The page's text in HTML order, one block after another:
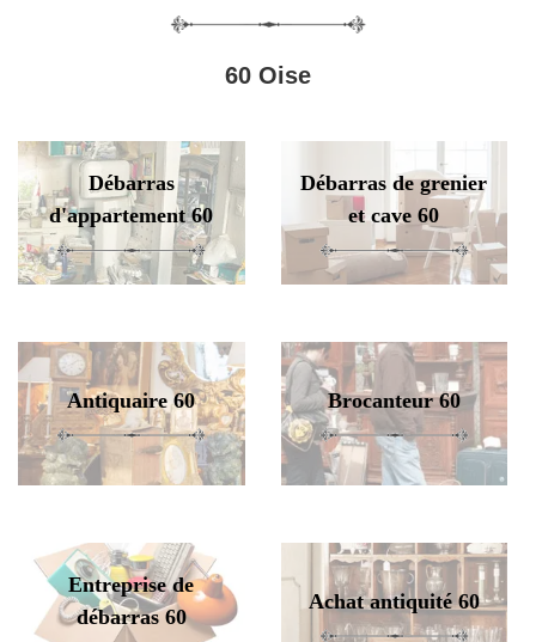
60 Oise
Débarras
d'appartement 60
Débarras de grenier
et cave 60
Antiquaire 60 Brocanteur 60
Entreprise de
débarras 60
Achat antiquité 60